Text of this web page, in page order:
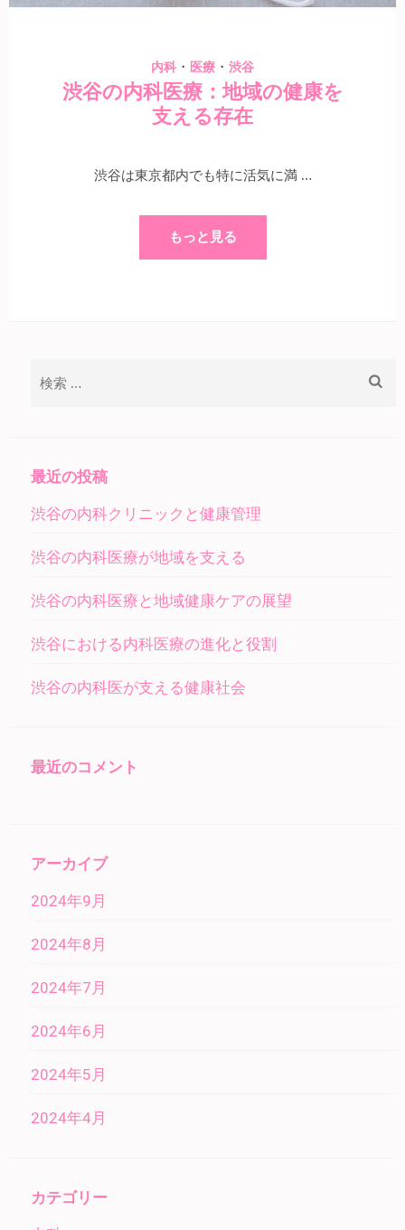
内科 ・ 医療 ・ 渋谷
渋谷の内科医療：地域の健康を
支える存在
渋谷は東京都内でも特に活気に満 …
もっと見る
最近の投稿
渋谷の内科クリニックと健康管理
渋谷の内科医療が地域を支える
渋谷の内科医療と地域健康ケアの展望
渋谷における内科医療の進化と役割
渋谷の内科医が支える健康社会
最近のコメント
アーカイブ
2024年9月
2024年8月
2024年7月
2024年6月
2024年5月
2024年4月
カテゴリー